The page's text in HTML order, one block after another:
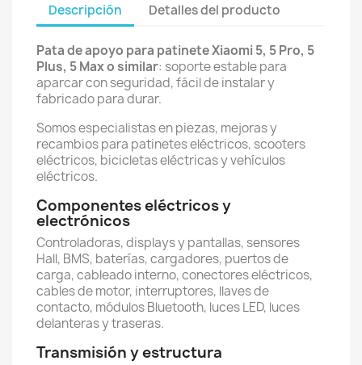
Descripción Detalles del producto
Pata de apoyo para patinete Xiaomi 5, 5 Pro, 5
Plus, 5 Max o similar: soporte estable para
aparcar con seguridad, fácil de instalar y
fabricado para durar.
Somos especialistas en piezas, mejoras y
recambios para patinetes eléctricos, scooters
eléctricos, bicicletas eléctricas y vehículos
eléctricos.
Componentes eléctricos y
electrónicos
Controladoras, displays y pantallas, sensores
Hall, BMS, baterías, cargadores, puertos de
carga, cableado interno, conectores eléctricos,
cables de motor, interruptores, llaves de
contacto, módulos Bluetooth, luces LED, luces
delanteras y traseras.
Transmisión y estructura